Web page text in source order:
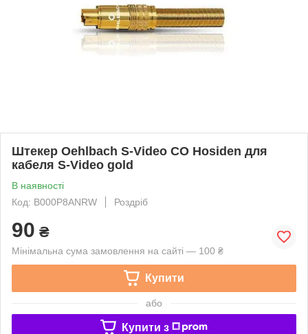
Штекер Oehlbach S-Video CO Hosiden для
кабеля S-Video gold
В наявності
Код: B000P8ANRW
Роздріб
90 ₴
Мінімальна сума замовлення на сайті — 100 ₴
Купити
або
Купити з